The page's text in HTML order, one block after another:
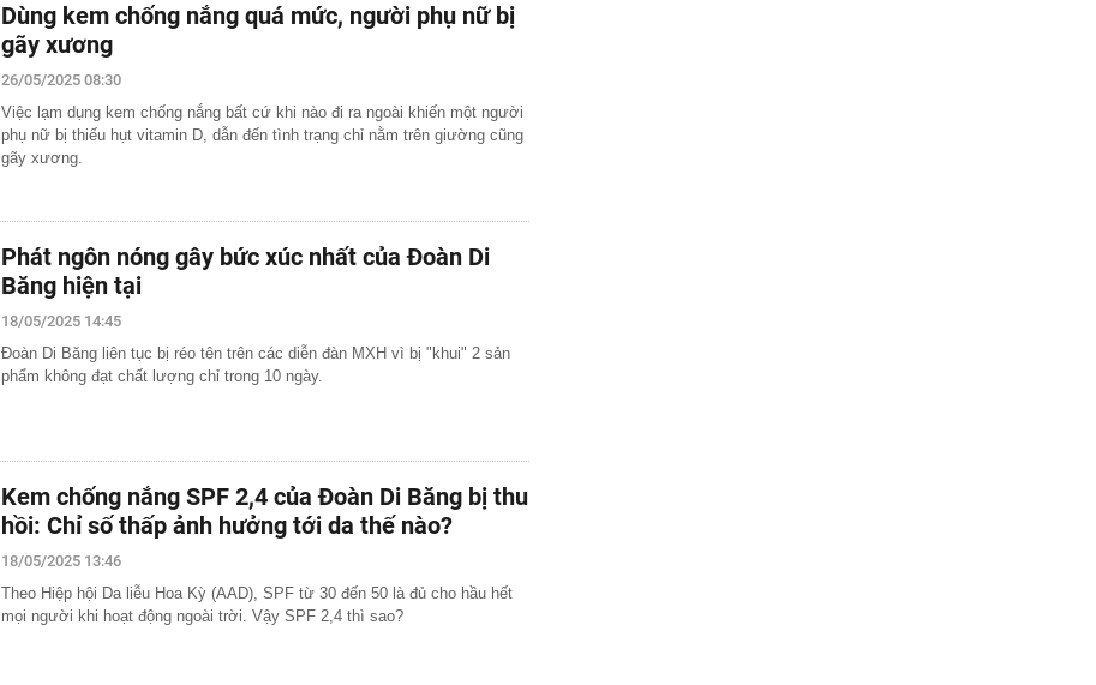
Dùng kem chống nắng quá mức, người phụ nữ bị
gãy xương
26/05/2025 08:30
Việc lạm dụng kem chống nắng bất cứ khi nào đi ra ngoài khiến một người
phụ nữ bị thiếu hụt vitamin D, dẫn đến tình trạng chỉ nằm trên giường cũng
gãy xương.
Phát ngôn nóng gây bức xúc nhất của Đoàn Di
Băng hiện tại
18/05/2025 14:45
Đoàn Di Băng liên tục bị réo tên trên các diễn đàn MXH vì bị "khui" 2 sản
phẩm không đạt chất lượng chỉ trong 10 ngày.
Kem chống nắng SPF 2,4 của Đoàn Di Băng bị thu
hồi: Chỉ số thấp ảnh hưởng tới da thế nào?
18/05/2025 13:46
Theo Hiệp hội Da liễu Hoa Kỳ (AAD), SPF từ 30 đến 50 là đủ cho hầu hết
mọi người khi hoạt động ngoài trời. Vậy SPF 2,4 thì sao?